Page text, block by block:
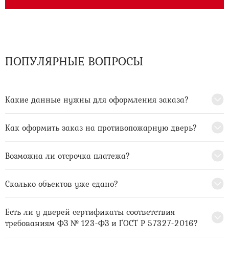
ПОПУЛЯРНЫЕ ВОПРОСЫ
Какие данные нужны для оформления заказа?
Как оформить заказ на противопожарную дверь?
Возможна ли отсрочка платежа?
Сколько объектов уже сдано?
Есть ли у дверей сертификаты соответствия
требованиям ФЗ № 123-ФЗ и ГОСТ Р 57327-2016?